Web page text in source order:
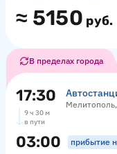
≈ 5150 руб.
В пределах города
17:30
9 ч 30 м
в пути
03:00 прибытие